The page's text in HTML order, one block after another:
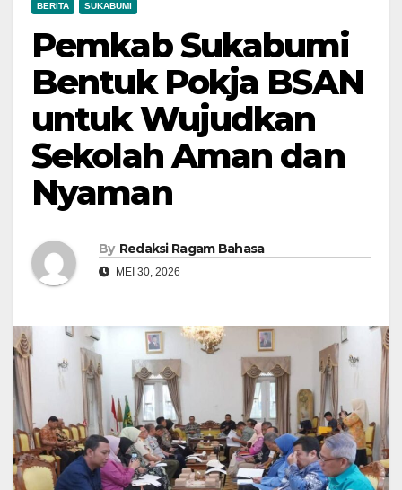
BERITA SUKABUMI
Pemkab Sukabumi
Bentuk Pokja BSAN
untuk Wujudkan
Sekolah Aman dan
Nyaman
By Redaksi Ragam Bahasa
MEI 30, 2026